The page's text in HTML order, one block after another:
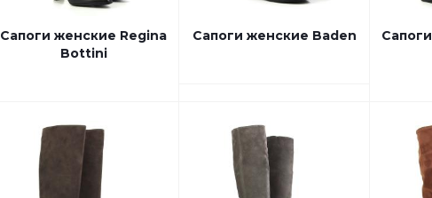
Сапоги женские Regina
Bottini
Сапоги женские Baden